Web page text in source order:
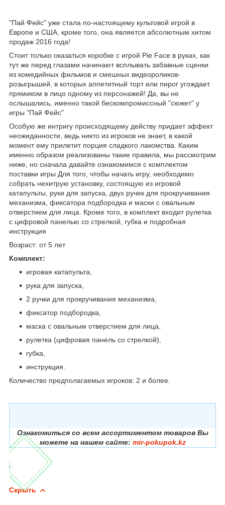
"Пай Фейс" уже стала по-настоящему культовой игрой в
Европе и США, кроме того, она является абсолютным хитом
продаж 2016 года!
Стоит только оказаться коробке с игрой Pie Face в руках, как
тут же перед глазами начинают всплывать забавные сценки
из комедийных фильмов и смешных видеороликов-
розыгрышей, в которых аппетитный торт или пирог угождает
прямиком в лицо одному из персонажей! Да, вы не
ослышались, именно такой бескомпромиссный "сюжет" у
игры "Пай Фейс"
Особую же интригу происходящему действу придает эффект
неожиданности, ведь никто из игроков не знает, в какой
момент ему прилетит порция сладкого лакомства. Каким
именно образом реализованы такие правила, мы рассмотрим
ниже, но сначала давайте ознакомимся с комплектом
поставки игры Для того, чтобы начать игру, необходимо
собрать нехитрую установку, состоящую из игровой
катапульты, руки для запуска, двух ручек для прокручивания
механизма, фиксатора подбородка и маски с овальным
отверстием для лица. Кроме того, в комплект входит рулетка
с цифровой панелью со стрелкой, губка и подробная
инструкция
Возраст: от 5 лет
Комплект:
игровая катапульта,
рука для запуска,
2 ручки для прокручивания механизма,
фиксатор подбородка,
маска с овальным отверстием для лица,
рулетка (цифровая панель со стрелкой),
губка,
инструкция.
Количество предполагаемых игроков: 2 и более.
Ознакомиться со всем ассортиментом товаров Вы
можете на нашем сайте: mir-pokupok.kz
Скрыть